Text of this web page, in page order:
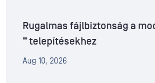
Rugalmas fájlbiztonság a
” telepítésekhez
Aug 10, 2026